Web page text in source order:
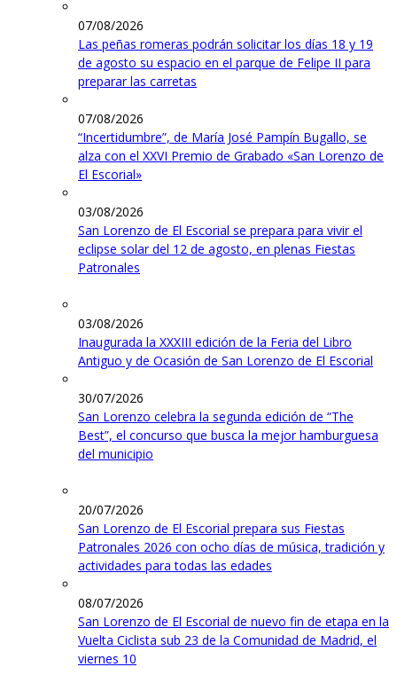
07/08/2026
Las peñas romeras podrán solicitar los días 18 y 19
de agosto su espacio en el parque de Felipe II para
preparar las carretas
07/08/2026
“Incertidumbre”, de María José Pampín Bugallo, se
alza con el XXVI Premio de Grabado «San Lorenzo de
El Escorial»
03/08/2026
San Lorenzo de El Escorial se prepara para vivir el
eclipse solar del 12 de agosto, en plenas Fiestas
Patronales
03/08/2026
Inaugurada la XXXIII edición de la Feria del Libro
Antiguo y de Ocasión de San Lorenzo de El Escorial
30/07/2026
San Lorenzo celebra la segunda edición de “The
Best”, el concurso que busca la mejor hamburguesa
del municipio
20/07/2026
San Lorenzo de El Escorial prepara sus Fiestas
Patronales 2026 con ocho días de música, tradición y
actividades para todas las edades
08/07/2026
San Lorenzo de El Escorial de nuevo fin de etapa en la
Vuelta Ciclista sub 23 de la Comunidad de Madrid, el
viernes 10